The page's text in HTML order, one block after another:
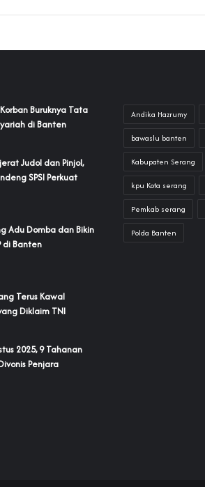
Buruknya Tata
di Banten
Judol dan Pinjol,
SPSI Perkuat
Adu Domba dan Bikin
di Banten
Terus Kawal
Diklaim TNI‎‎
2025, 9 Tahanan
Penjara
Andika Hazrumy
bawaslu banten
Kabupaten Serang
kpu Kota serang
Pemkab serang
Polda Banten